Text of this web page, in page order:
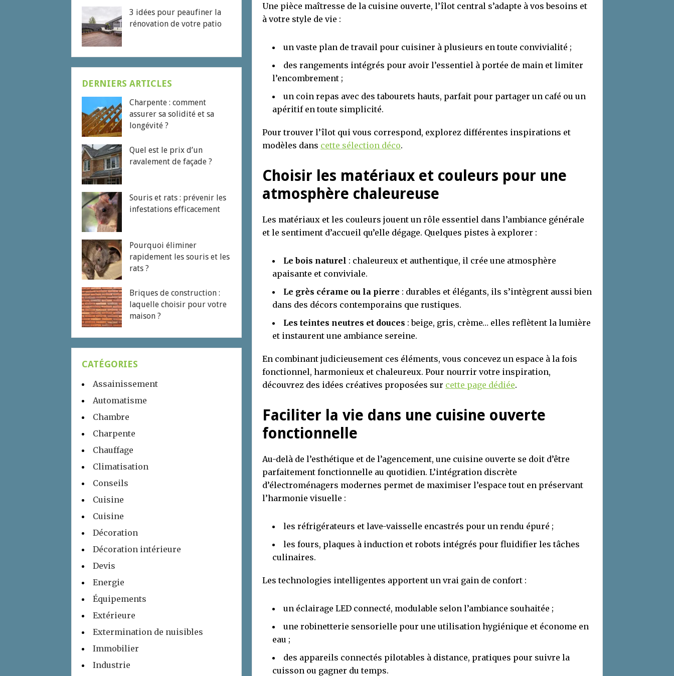
Une pièce maîtresse de la cuisine ouverte, l’îlot central s’adapte à vos besoins et
à votre style de vie :
un vaste plan de travail pour cuisiner à plusieurs en toute convivialité ;
des rangements intégrés pour avoir l’essentiel à portée de main et limiter
l’encombrement ;
un coin repas avec des tabourets hauts, parfait pour partager un café ou un
apéritif en toute simplicité.
Pour trouver l’îlot qui vous correspond, explorez différentes inspirations et
modèles dans cette sélection déco.
Choisir les matériaux et couleurs pour une
atmosphère chaleureuse
Les matériaux et les couleurs jouent un rôle essentiel dans l’ambiance générale
et le sentiment d’accueil qu’elle dégage. Quelques pistes à explorer :
Le bois naturel : chaleureux et authentique, il crée une atmosphère
apaisante et conviviale.
Le grès cérame ou la pierre : durables et élégants, ils s’intègrent aussi bien
dans des décors contemporains que rustiques.
Les teintes neutres et douces : beige, gris, crème… elles reflètent la lumière
et instaurent une ambiance sereine.
En combinant judicieusement ces éléments, vous concevez un espace à la fois
fonctionnel, harmonieux et chaleureux. Pour nourrir votre inspiration,
découvrez des idées créatives proposées sur cette page dédiée.
Faciliter la vie dans une cuisine ouverte
fonctionnelle
Au-delà de l’esthétique et de l’agencement, une cuisine ouverte se doit d’être
parfaitement fonctionnelle au quotidien. L’intégration discrète
d’électroménagers modernes permet de maximiser l’espace tout en préservant
l’harmonie visuelle :
les réfrigérateurs et lave-vaisselle encastrés pour un rendu épuré ;
les fours, plaques à induction et robots intégrés pour fluidifier les tâches
culinaires.
Les technologies intelligentes apportent un vrai gain de confort :
un éclairage LED connecté, modulable selon l’ambiance souhaitée ;
une robinetterie sensorielle pour une utilisation hygiénique et économe en
eau ;
des appareils connectés pilotables à distance, pratiques pour suivre la
cuisson ou gagner du temps.
3 idées pour peaufiner la
rénovation de votre patio
DERNIERS ARTICLES
Charpente : comment
assurer sa solidité et sa
longévité ?
Quel est le prix d’un
ravalement de façade ?
Souris et rats : prévenir les
infestations efficacement
Pourquoi éliminer
rapidement les souris et les
rats ?
Briques de construction :
laquelle choisir pour votre
maison ?
CATÉGORIES
Assainissement
Automatisme
Chambre
Charpente
Chauffage
Climatisation
Conseils
Cuisine
Cuisine
Décoration
Décoration intérieure
Devis
Energie
Équipements
Extérieure
Extermination de nuisibles
Immobilier
Industrie